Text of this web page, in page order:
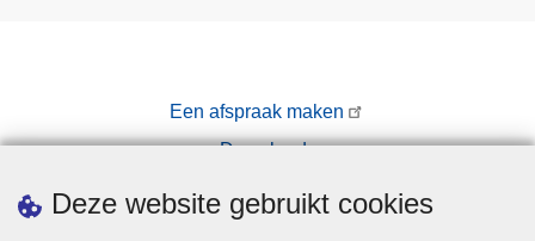
Deze website gebruikt cookies
Een afspraak maken
Downloads